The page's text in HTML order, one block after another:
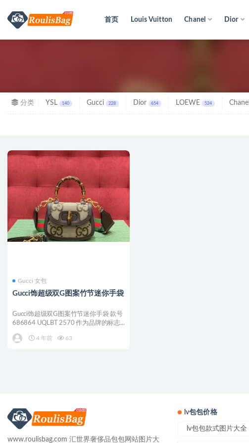
首页 Louis Vuitton Chanel Dior
分类 YSL 140 Gucci 228 Dior 654 LOEWE 524 Chanel
Gucci 女包
Gucci饰超级双G图案竹节迷你手袋
Gucci饰超级双G图案竹节迷你手袋 款号
686864 UQLBT 2570 作为品牌的标志...
4 年前 63
www.roulisbag.com 汇世界奢侈品包包网站图片大
lv包包价格
lv包包款式图片大全